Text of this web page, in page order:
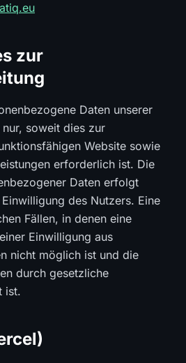
zur
Daten unserer
soweit dies zur
Website sowie
erforderlich ist. Die
Daten erfolgt
des Nutzers. Eine
Fällen, in denen eine
Einwilligung aus
nicht möglich ist und die
durch gesetzliche
ist.